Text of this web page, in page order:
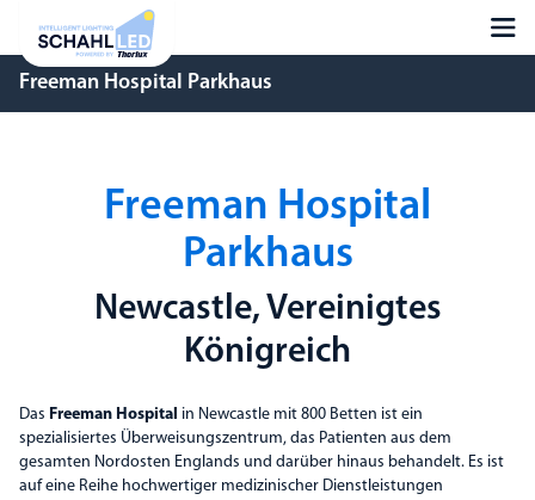
Freeman Hospital Parkhaus
Freeman Hospital
Parkhaus
Newcastle, Vereinigtes
Königreich
Das Freeman Hospital in Newcastle mit 800 Betten ist ein
spezialisiertes Überweisungszentrum, das Patienten aus dem
gesamten Nordosten Englands und darüber hinaus behandelt. Es ist
auf eine Reihe hochwertiger medizinischer Dienstleistungen